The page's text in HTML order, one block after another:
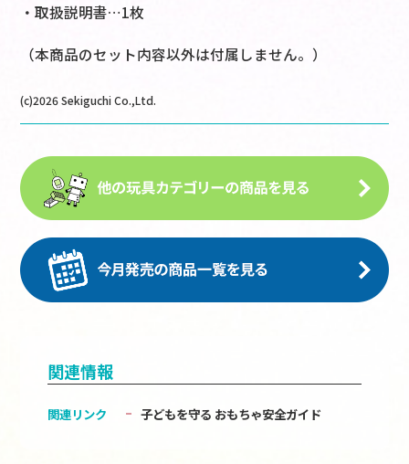
・取扱説明書…1枚
（本商品のセット内容以外は付属しません。）
(c)2026 Sekiguchi Co.,Ltd.
関連情報
関連リンク 子どもを守る おもちゃ安全ガイド